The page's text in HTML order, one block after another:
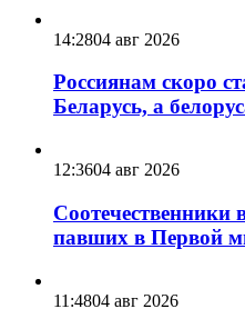
14:2804 авг 2026
Россиянам скоро
Беларусь, а
12:3604 авг 2026
Соотечественники
павших в Первой
11:4804 авг 2026